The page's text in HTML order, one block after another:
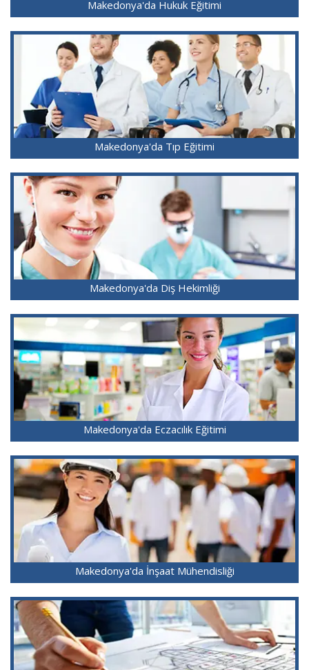
Makedonya'da Hukuk Eğitimi
Makedonya'da Tıp Eğitimi
Makedonya'da Diş Hekimliği
Makedonya'da Eczacılık Eğitimi
Makedonya'da İnşaat Mühendisliği